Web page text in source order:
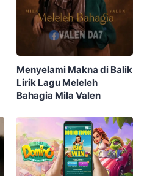
Menyelami Makna di Balik
Lirik Lagu Meleleh
Bahagia Mila Valen